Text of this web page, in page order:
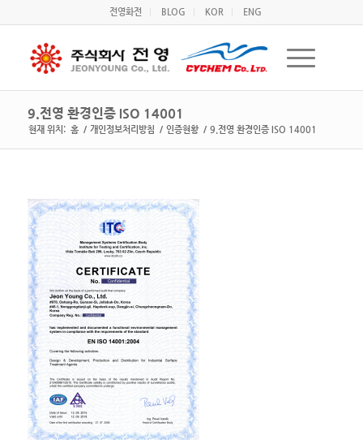
전영화전 BLOG KOR ENG
9.전영 환경인증 ISO 14001
현재 위치: 홈 / 개인정보처리방침 / 인증현황 / 9.전영 환경인증 ISO 14001